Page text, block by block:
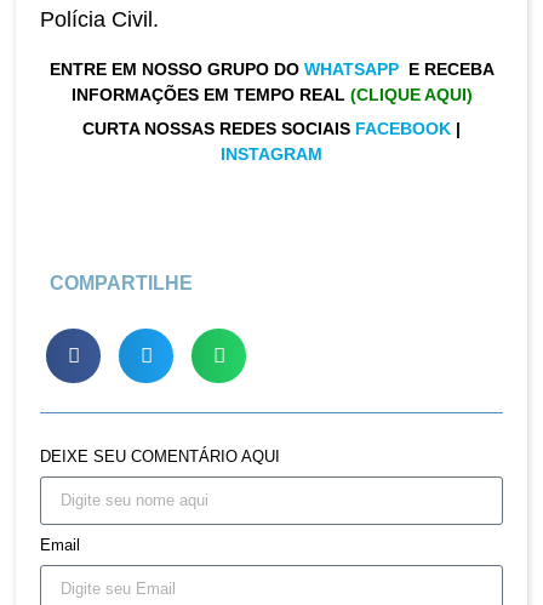
Polícia Civil.
ENTRE EM NOSSO GRUPO DO WHATSAPP E RECEBA
INFORMAÇÕES EM TEMPO REAL (CLIQUE AQUI)
CURTA NOSSAS REDES SOCIAIS FACEBOOK |
INSTAGRAM
COMPARTILHE
DEIXE SEU COMENTÁRIO AQUI
Email